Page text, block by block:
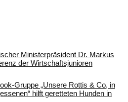
Ministerpräsident Dr. Markus
der Wirtschaftsjunioren
Gruppe „Unsere Rottis & Co, in
hilft geretteten Hunden in